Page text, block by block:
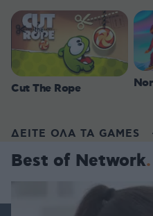
Cut The Rope
ΔΕΙΤΕ ΟΛΑ ΤΑ GAMES
Best of Network